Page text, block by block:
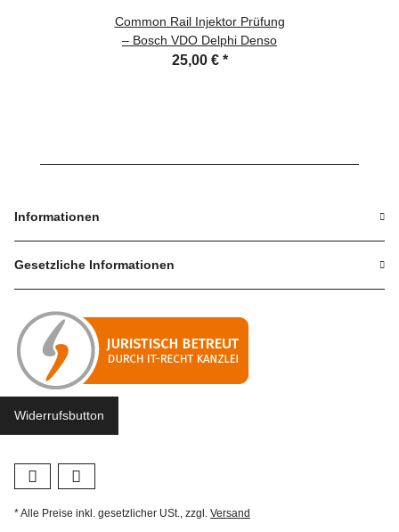
Common Rail Injektor Prüfung
– Bosch VDO Delphi Denso
25,00 € *
Informationen
Gesetzliche Informationen
Widerrufsbutton
* Alle Preise inkl. gesetzlicher USt., zzgl. Versand